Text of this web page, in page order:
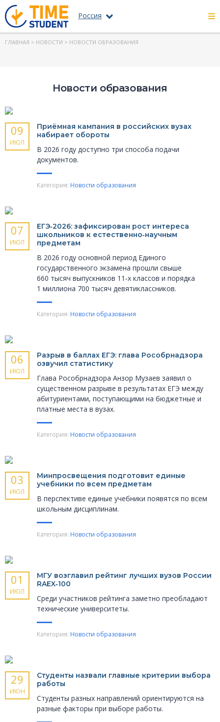
Россия
ГЛАВНАЯ > НОВОСТИ > НОВОСТИ ОБРАЗОВАНИЯ
Новости образования
09
ИЮЛ
Приёмная кампания в российских вузах
набирает обороты
В 2026 году доступно три способа подачи
документов.
Категория: Новости образования
07
ИЮЛ
ЕГЭ‑2026: зафиксирован рост интереса
школьников к естественно‑научным
предметам
В 2026 году основной период Единого
государственного экзамена прошли свыше
660 тысяч выпускников 11‑х классов и порядка
1 миллиона 700 тысяч девятиклассников.
Категория: Новости образования
06
ИЮЛ
Разрыв в баллах ЕГЭ: глава Рособрнадзора
озвучил статистику
Глава Рособрнадзора Анзор Музаев заявил о
существенном разрыве в результатах ЕГЭ между
абитуриентами, поступающими на бюджетные и
платные места в вузах.
Категория: Новости образования
03
ИЮЛ
Минпросвещения подготовит единые
учебники по всем предметам
В перспективе единые учебники появятся по всем
школьным дисциплинам.
Категория: Новости образования
01
ИЮЛ
МГУ возглавил рейтинг лучших вузов России
RAEX‑100
Среди участников рейтинга заметно преобладают
технические университеты.
Категория: Новости образования
29
ИЮН
Студенты назвали главные критерии выбора
работы
Студенты разных направлений ориентируются на
разные факторы при выборе работы.